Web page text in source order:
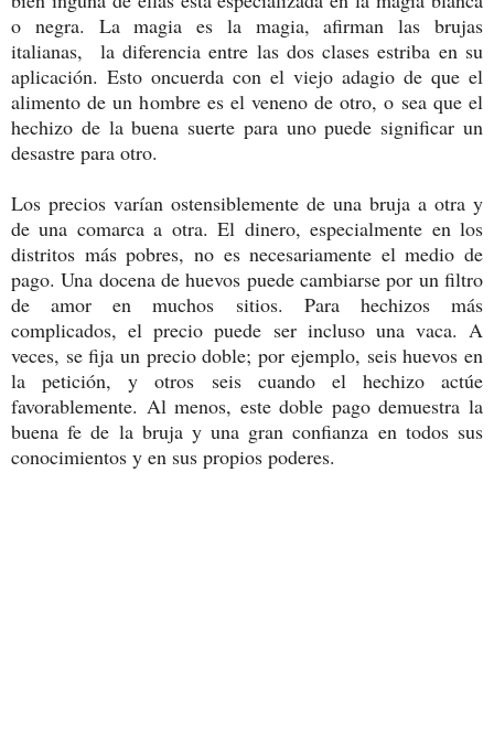
o negra. La magia es la magia, afirman las brujas
italianas, la diferencia entre las dos clases estriba en su
aplicación. Esto oncuerda con el viejo adagio de que el
alimento de un hombre es el veneno de otro, o sea que el
hechizo de la buena suerte para uno puede significar un
desastre para otro.
Los precios varían ostensiblemente de una bruja a otra y
de una comarca a otra. El dinero, especialmente en los
distritos más pobres, no es necesariamente el medio de
pago. Una docena de huevos puede cambiarse por un filtro
de amor en muchos sitios. Para hechizos más
complicados, el precio puede ser incluso una vaca. A
veces, se fija un precio doble; por ejemplo, seis huevos en
la petición, y otros seis cuando el hechizo actúe
favorablemente. Al menos, este doble pago demuestra la
buena fe de la bruja y una gran confianza en todos sus
conocimientos y en sus propios poderes.